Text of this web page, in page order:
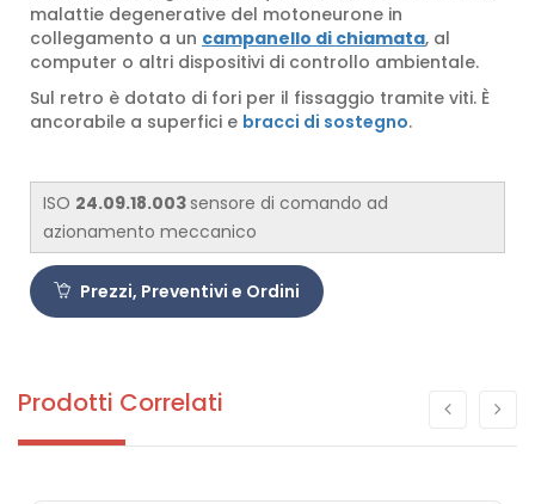
malattie degenerative del motoneurone in
collegamento a un campanello di chiamata, al
computer o altri dispositivi di controllo ambientale.
Sul retro è dotato di fori per il fissaggio tramite viti. È
ancorabile a superfici e bracci di sostegno.
ISO 24.09.18.003sensore di comando ad
azionamento meccanico
Prezzi, Preventivi e Ordini
Prodotti Correlati